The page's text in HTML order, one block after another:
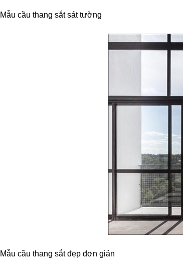
Mẫu cầu thang sắt sát tường
Mẫu cầu thang sắt đẹp đơn giản